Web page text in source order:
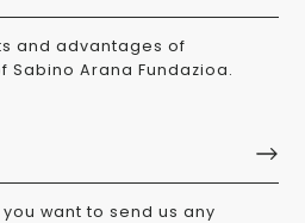
and advantages of
Arana Fundazioa.
want to send us any